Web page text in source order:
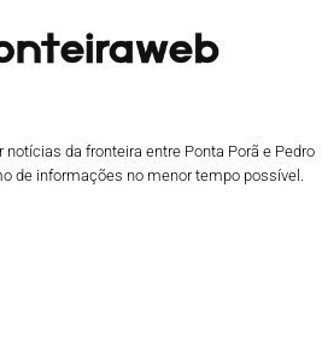
da fronteira entre Ponta Porã e Pedro
de informações no menor tempo possível.